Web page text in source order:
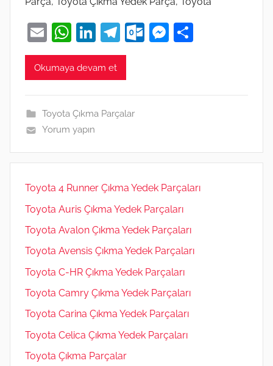
E
m
ai
W
h
at
A
p
p
Li
n
k
dI
T
el
a
O
o
m
M
er
Okumaya devam et
Toyota Çıkma Parçalar
Yorum yapın
Toyota 4 Runner Çıkma Yedek Parçaları
Toyota Auris Çıkma Yedek Parçaları
Toyota Avalon Çıkma Yedek Parçaları
Toyota Avensis Çıkma Yedek Parçaları
Toyota C-HR Çıkma Yedek Parçaları
Toyota Camry Çıkma Yedek Parçaları
Toyota Carina Çıkma Yedek Parçaları
Toyota Celica Çıkma Yedek Parçaları
Toyota Çıkma Parçalar